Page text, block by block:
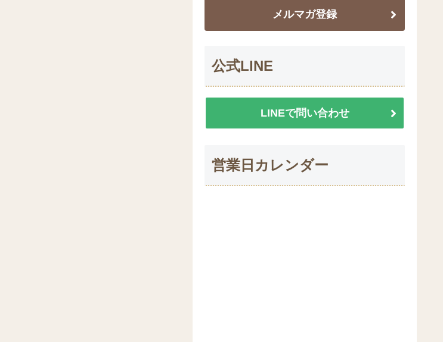
メルマガ登録
公式LINE
LINEで問い合わせ
営業日カレンダー